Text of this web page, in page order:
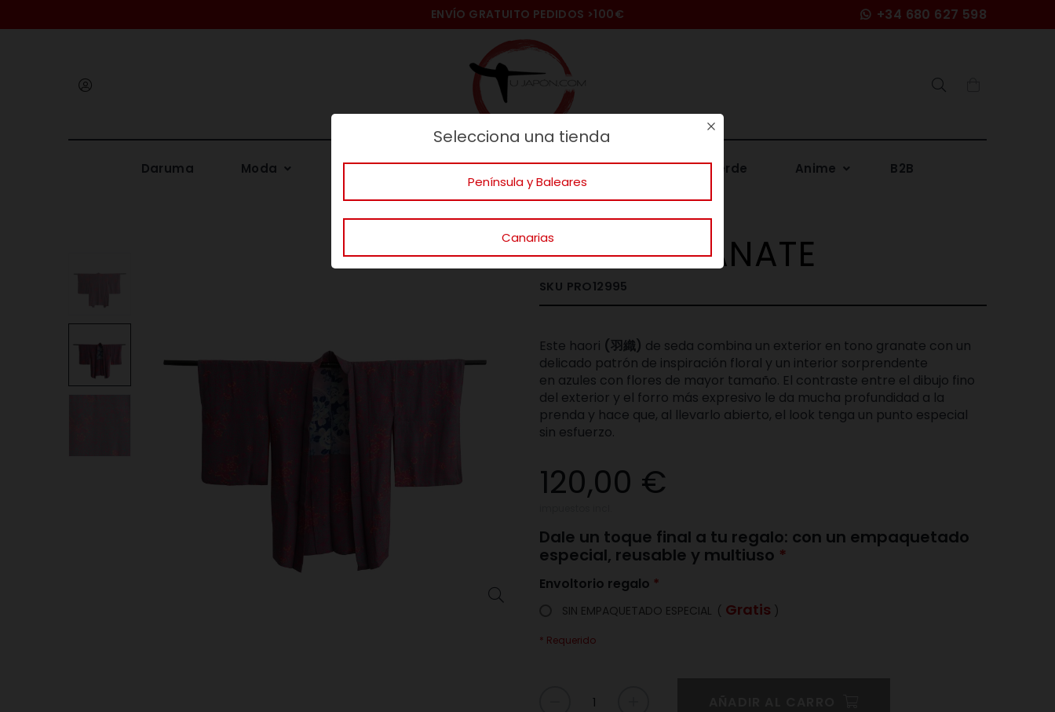
Selecciona una tienda
Península y Baleares
Canarias
ENVÍO GRATUITO PEDIDOS >100€ +34 680 627 598
Iniciar
Daruma Moda Menaje Ideas Regalos Gatos Mundo Verde Anime B2B
INICIO HAORI GRANATE
HAORI GRANATE
SKU PRO12995
Este haori (羽織) de seda combina un exterior en tono granate con un
delicado patrón de inspiración floral y un interior sorprendente
en azules con flores de mayor tamaño. El contraste entre el dibujo fino
del exterior y el forro más expresivo le da mucha profundidad a la
prenda y hace que, al llevarlo abierto, el look tenga un punto especial
sin esfuerzo.
120,00 €
Dale un toque final a tu regalo: con un empaquetado
especial, reusable y multiuso
Envoltorio regalo
SIN EMPAQUETADO ESPECIAL ( Gratis )
* Requerido